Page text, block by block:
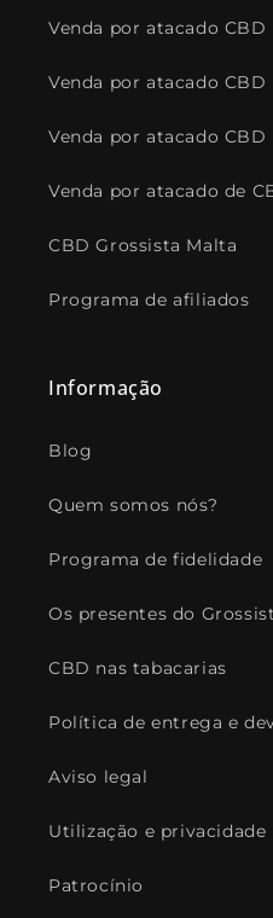
Venda por atacado CBD
Venda por atacado CBD
Venda por atacado
Venda por atacado de
CBD Grossista Malta
Programa de afiliados
Informação
Blog
Quem somos nós?
Programa de fidelidade
Os presentes do
CBD nas tabacarias
Política de entrega e
Aviso legal
Utilização e privacidade
Patrocínio